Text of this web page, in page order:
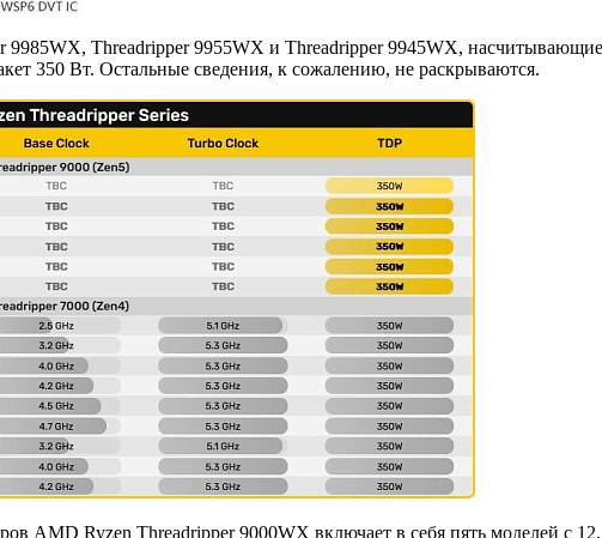
Threadripper 9955WX и Threadripper 9945WX,
350 Вт. Остальные сведения, к сожалению, не раскрываются.
AMD Ryzen Threadripper 9000WX включает в себя пять моделей с